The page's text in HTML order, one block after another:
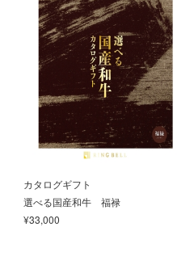
カタログギフト
選べる国産和牛 福禄
¥33,000